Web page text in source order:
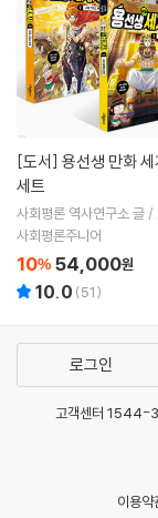
[도서]
세트
사회평론 역사연구소 글 /
신재미 스튜디오,염선규,
사회평론주니어
10% 54,000원
10.0 (51)
로그인
고객센터 1544-
이용약